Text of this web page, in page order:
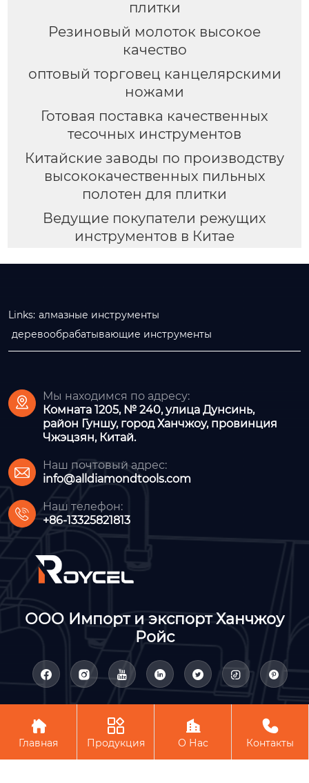
плитки
Резиновый молоток высокое
качество
оптовый торговец канцелярскими
ножами
Готовая поставка качественных
тесочных инструментов
Китайские заводы по производству
высококачественных пильных
полотен для плитки
Ведущие покупатели режущих
инструментов в Китае
Links: алмазные инструменты
деревообрабатывающие инструменты

Мы находимся по адресу:
Комната 1205, № 240, улица Дунсинь,
район Гуншу, город Ханчжоу, провинция
Чжэцзян, Китай.

Наш почтовый адрес:
info@alldiamondtools.com

Наш телефон:
+86-13325821813
ООО Импорт и экспорт Ханчжоу
Ройс
      
Авторское право©ООО Импорт и экспорт Ханчжоу Ройс

Главная

Продукция

О Нас

Контакты